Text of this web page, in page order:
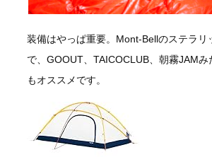
装備はやっぱ重要。Mont-Bellのステラリ
で、GOOUT、TAICOCLUB、朝霧JAM
もオススメです。